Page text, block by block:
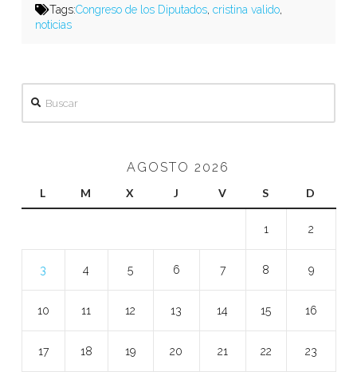
Tags:Congreso de los Diputados,cristina valido,
noticias
AGOSTO 2026
L M X J V S D
1 2
3 4 5 6 7 8 9
10 11 12 13 14 15 16
17 18 19 20 21 22 23